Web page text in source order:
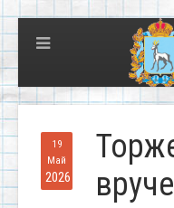
19
Май
2026